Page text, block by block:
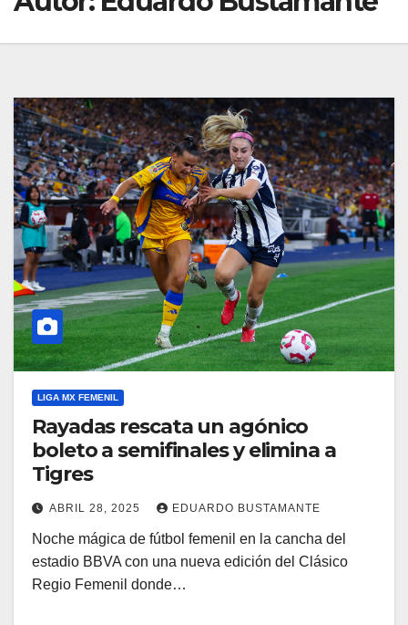
LIGA MX FEMENIL
Rayadas rescata un agónico
boleto a semifinales y elimina a
Tigres
ABRIL 28, 2025 EDUARDO BUSTAMANTE
Noche mágica de fútbol femenil en la cancha del
estadio BBVA con una nueva edición del Clásico
Regio Femenil donde…